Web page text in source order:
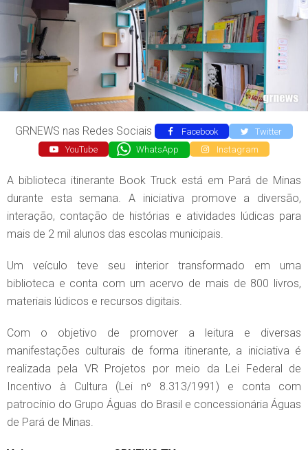
GRNEWS nas Redes Sociais Facebook
Twitter
YouTube
WhatsApp Instagram
A biblioteca itinerante Book Truck está em Pará de Minas
durante esta semana. A iniciativa promove a diversão,
interação, contação de histórias e atividades lúdicas para
mais de 2 mil alunos das escolas municipais.
Um veículo teve seu interior transformado em uma
biblioteca e conta com um acervo de mais de 800 livros,
materiais lúdicos e recursos digitais.
Com o objetivo de promover a leitura e diversas
manifestações culturais de forma itinerante, a iniciativa é
realizada pela VR Projetos por meio da Lei Federal de
Incentivo à Cultura (Lei nº 8.313/1991) e conta com
patrocínio do Grupo Águas do Brasil e concessionária Águas
de Pará de Minas.